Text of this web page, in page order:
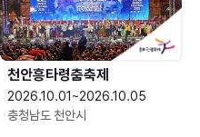
천안흥타령춤축제
2026.10.01~2026.10.05
충청남도 천안시